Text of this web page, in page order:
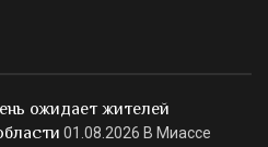
ожидает жителей
01.08.2026 В Миассе